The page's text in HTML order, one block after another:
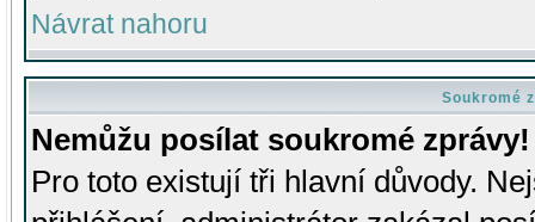
Návrat nahoru
Soukromé
Nemůžu posílat soukromé zprávy!
Pro toto existují tři hlavní důvody.